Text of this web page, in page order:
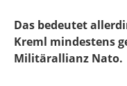
Das bedeutet
Kreml mindestens
Militärallianz Nato.